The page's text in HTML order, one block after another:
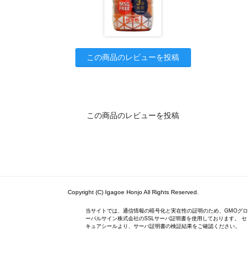
この商品のレビューを投稿
この商品のレビューを投稿
Copyright (C) Igagoe Honjo All Rights Reserved.
当サイトでは、通信情報の暗号化と実在性の証明のため、GMOグロ
ーバルサイン株式会社のSSLサーバ証明書を使用しております。 セ
キュアシールより、サーバ証明書の検証結果をご確認ください。